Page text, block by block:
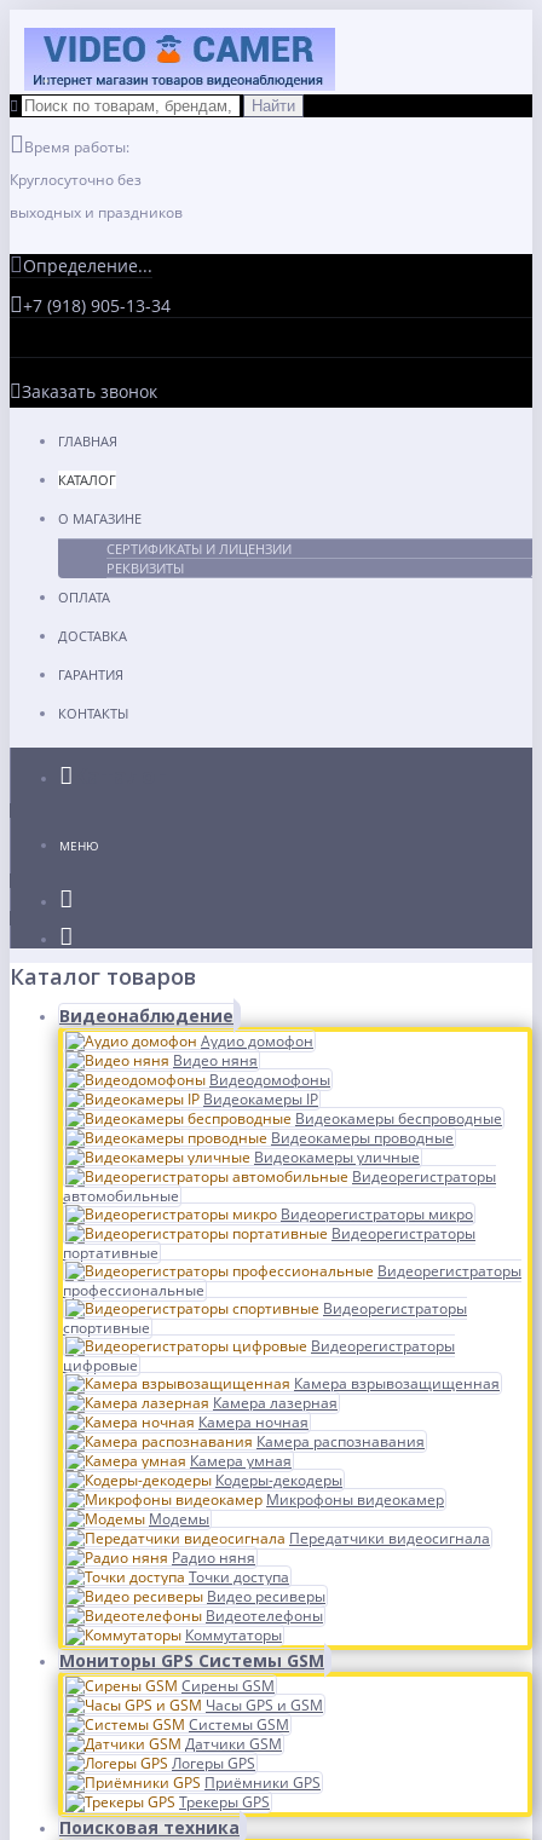
Время работы:
Круглосуточно без
выходных и праздников
Определение...
+7 (918) 905-13-34
Заказать звонок
ГЛАВНАЯ
КАТАЛОГ
О МАГАЗИНЕ
СЕРТИФИКАТЫ И ЛИЦЕНЗИИ
РЕКВИЗИТЫ
ОПЛАТА
ДОСТАВКА
ГАРАНТИЯ
КОНТАКТЫ
МЕНЮ
Каталог товаров
Видеонаблюдение
Аудио домофон
Видео няня
Видеодомофоны
Видеокамеры IP
Видеокамеры беспроводные
Видеокамеры проводные
Видеокамеры уличные
Видеорегистраторы
автомобильные
Видеорегистраторы микро
Видеорегистраторы
портативные
Видеорегистраторы
профессиональные
Видеорегистраторы
спортивные
Видеорегистраторы
цифровые
Камера взрывозащищенная
Камера лазерная
Камера ночная
Камера распознавания
Камера умная
Кодеры-декодеры
Микрофоны видеокамер
Модемы
Передатчики видеосигнала
Радио няня
Точки доступа
Видео ресиверы
Видеотелефоны
Коммутаторы
Мониторы GPS Системы GSM
Сирены GSM
Часы GPS и GSM
Системы GSM
Датчики GSM
Логеры GPS
Приёмники GPS
Трекеры GPS
Поисковая техника